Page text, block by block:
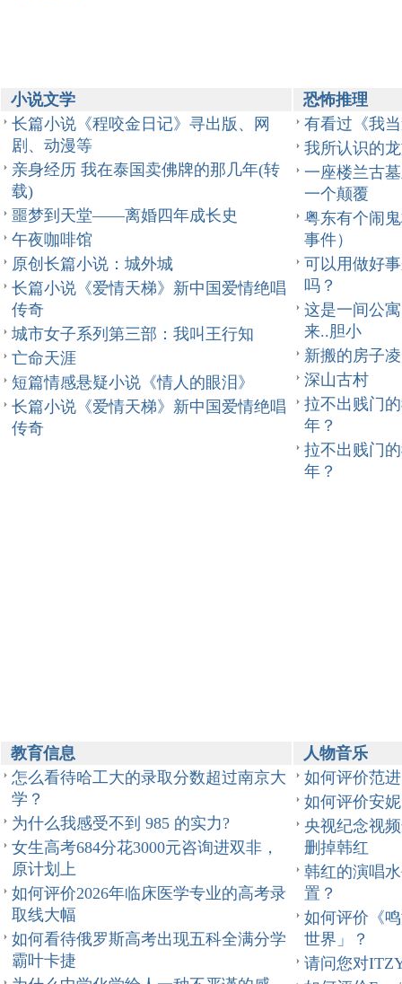
小说文学
长篇小说《程咬金日记》寻出版、网
剧、动漫等
亲身经历 我在泰国卖佛牌的那几年(转
载)
噩梦到天堂——离婚四年成长史
午夜咖啡馆
原创长篇小说：城外城
长篇小说《爱情天梯》新中国爱情绝唱
传奇
城市女子系列第三部：我叫王行知
亡命天涯
短篇情感悬疑小说《情人的眼泪》
长篇小说《爱情天梯》新中国爱情绝唱
传奇
恐怖推理
有看过《我
我所认识的
一座楼兰古
一个颠覆
粤东有个闹
事件）
可以用做好
吗？
这是一间公
来..胆小
新搬的房子
深山古村
拉不出贱门
年？
拉不出贱门
年？
教育信息
怎么看待哈工大的录取分数超过南京大
学？
为什么我感受不到 985 的实力?
女生高考684分花3000元咨询进双非，
原计划上
如何评价2026年临床医学专业的高考录
取线大幅
如何看待俄罗斯高考出现五科全满分学
霸叶卡捷
人物音乐
如何评价范
如何评价安
央视纪念视
删掉韩红
韩红的演唱
置？
如何评价《
世界」？
请问您对